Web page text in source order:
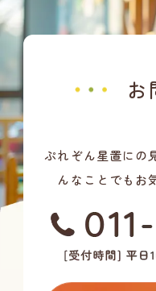
お
ぷれぞん星置にの
んなことでもお